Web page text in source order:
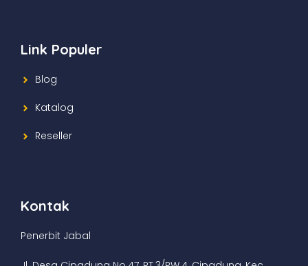
Link Populer
Blog
Katalog
Reseller
Kontak
Penerbit Jabal